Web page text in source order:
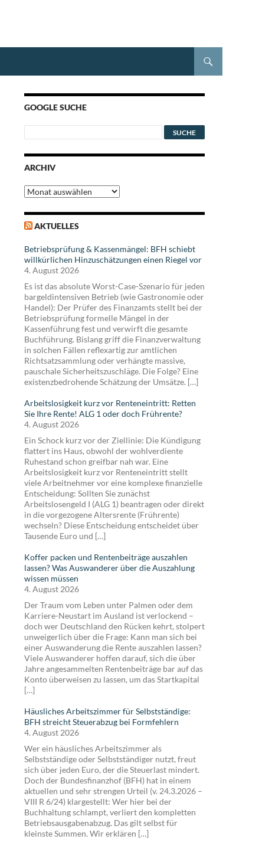
GOOGLE SUCHE
ARCHIV
Archiv
AKTUELLES
Betriebsprüfung & Kassenmängel: BFH schiebt
willkürlichen Hinzuschätzungen einen Riegel vor
4. August 2026
Es ist das absolute Worst-Case-Szenario für jeden
bargeldintensiven Betrieb (wie Gastronomie oder
Handel): Der Prüfer des Finanzamts stellt bei der
Betriebsprüfung formelle Mängel in der
Kassenführung fest und verwirft die gesamte
Buchführung. Bislang griff die Finanzverwaltung
in solchen Fällen reflexartig zur amtlichen
Richtsatzsammlung oder verhängte massive,
pauschale Sicherheitszuschläge. Die Folge? Eine
existenzbedrohende Schätzung der Umsätze. […]
Arbeitslosigkeit kurz vor Renteneintritt: Retten
Sie Ihre Rente! ALG 1 oder doch Frührente?
4. August 2026
Ein Schock kurz vor der Ziellinie: Die Kündigung
flattert ins Haus, obwohl der wohlverdiente
Ruhestand schon greifbar nah war. Eine
Arbeitslosigkeit kurz vor Renteneintritt stellt
viele Arbeitnehmer vor eine komplexe finanzielle
Entscheidung: Sollten Sie zunächst
Arbeitslosengeld I (ALG 1) beantragen oder direkt
in die vorgezogene Altersrente (Frührente)
wechseln? Diese Entscheidung entscheidet über
Tausende Euro und […]
Koffer packen und Rentenbeiträge auszahlen
lassen? Was Auswanderer über die Auszahlung
wissen müssen
4. August 2026
Der Traum vom Leben unter Palmen oder dem
Karriere-Neustart im Ausland ist verlockend –
doch wer Deutschland den Rücken kehrt, stolpert
unweigerlich über die Frage: Kann man sich bei
einer Auswanderung die Rente auszahlen lassen?
Viele Auswanderer hoffen darauf, sich die über
Jahre angesammelten Rentenbeiträge bar auf das
Konto überweisen zu lassen, um das Startkapital
[…]
Häusliches Arbeitszimmer für Selbstständige:
BFH streicht Steuerabzug bei Formfehlern
4. August 2026
Wer ein häusliches Arbeitszimmer als
Selbstständige oder Selbstständiger nutzt, freut
sich über jeden Euro, der die Steuerlast mindert.
Doch der Bundesfinanzhof (BFH) hat in einem
aktuellen und sehr strengen Urteil (v. 24.3.2026 –
VIII R 6/24) klargestellt: Wer hier bei der
Buchhaltung schlampt, verliert den kompletten
Betriebsausgabenabzug. Das gilt selbst für
kleinste Summen. Wir erklären […]